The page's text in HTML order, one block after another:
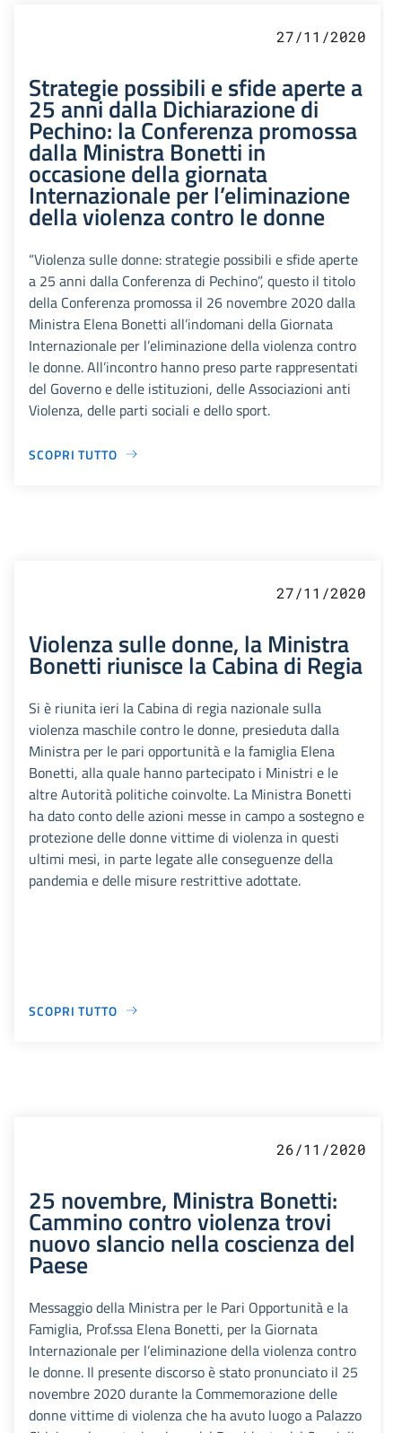
27/11/2020
Strategie possibili e sfide aperte a
25 anni dalla Dichiarazione di
Pechino: la Conferenza promossa
dalla Ministra Bonetti in
occasione della giornata
Internazionale per l’eliminazione
della violenza contro le donne
“Violenza sulle donne: strategie possibili e sfide aperte
a 25 anni dalla Conferenza di Pechino”, questo il titolo
della Conferenza promossa il 26 novembre 2020 dalla
Ministra Elena Bonetti all’indomani della Giornata
Internazionale per l’eliminazione della violenza contro
le donne. All’incontro hanno preso parte rappresentati
del Governo e delle istituzioni, delle Associazioni anti
Violenza, delle parti sociali e dello sport.
SCOPRI TUTTO
27/11/2020
Violenza sulle donne, la Ministra
Bonetti riunisce la Cabina di Regia
Si è riunita ieri la Cabina di regia nazionale sulla
violenza maschile contro le donne, presieduta dalla
Ministra per le pari opportunità e la famiglia Elena
Bonetti, alla quale hanno partecipato i Ministri e le
altre Autorità politiche coinvolte. La Ministra Bonetti
ha dato conto delle azioni messe in campo a sostegno e
protezione delle donne vittime di violenza in questi
ultimi mesi, in parte legate alle conseguenze della
pandemia e delle misure restrittive adottate.
SCOPRI TUTTO
26/11/2020
25 novembre, Ministra Bonetti:
Cammino contro violenza trovi
nuovo slancio nella coscienza del
Paese
Messaggio della Ministra per le Pari Opportunità e la
Famiglia, Prof.ssa Elena Bonetti, per la Giornata
Internazionale per l’eliminazione della violenza contro
le donne. Il presente discorso è stato pronunciato il 25
novembre 2020 durante la Commemorazione delle
donne vittime di violenza che ha avuto luogo a Palazzo